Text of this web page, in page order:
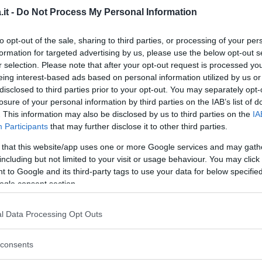
- Do Not Process My Personal Information
opt-out of the sale, sharing to third parties, or processing of your
for targeted advertising by us, please use the below opt-out
selection. Please note that after your opt-out request is processed
interest-based ads based on personal information utilized by us
to third parties prior to your opt-out. You may separately
of your personal information by third parties on the IAB’s list of
This information may also be disclosed by us to third parties on the
Participants that may further disclose it to other third parties.
that this website/app uses one or more Google services and may
but not limited to your visit or usage behaviour. You may
to Google and its third-party tags to use your data for below
consent section.
Data Processing Opt Outs
in questo caso è importante chiedere
che sarà in grado di prescrivere
un rimedio naturale consiste nel fare
interessata con il getto dell’acqua, fare
fare spesso pipì per evitare che la
provocando fastidio, dormire con un
dolorante, a causa deipunti di
e comunque per via dellosforzo del parto.Il
antidolorifici, di rinfrescare la zona
utilizzare il cuscino a ciambella per
entrambe è indicata una dieta a
un po’ di movimento (basteranno
seguenti il parto e